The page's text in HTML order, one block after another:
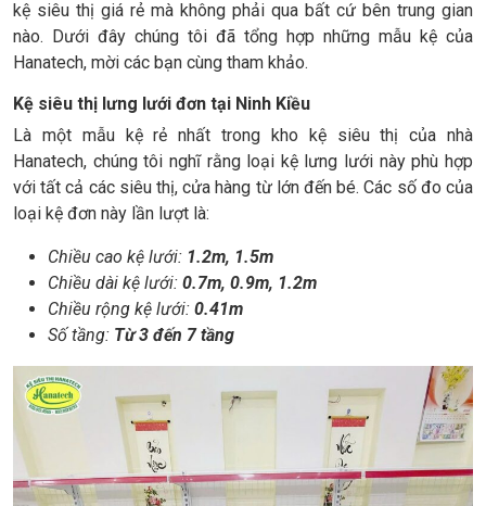
kệ siêu thị giá rẻ mà không phải qua bất cứ bên trung gian
nào. Dưới đây chúng tôi đã tổng hợp những mẫu kệ của
Hanatech, mời các bạn cùng tham khảo.
Kệ siêu thị lưng lưới đơn tại Ninh Kiều
Là một mẫu kệ rẻ nhất trong kho kệ siêu thị của nhà
Hanatech, chúng tôi nghĩ rằng loại kệ lưng lưới này phù hợp
với tất cả các siêu thị, cửa hàng từ lớn đến bé. Các số đo của
loại kệ đơn này lần lượt là:
Chiều cao kệ lưới: 1.2m, 1.5m
Chiều dài kệ lưới: 0.7m, 0.9m, 1.2m
Chiều rộng kệ lưới: 0.41m
Số tầng: Từ 3 đến 7 tầng